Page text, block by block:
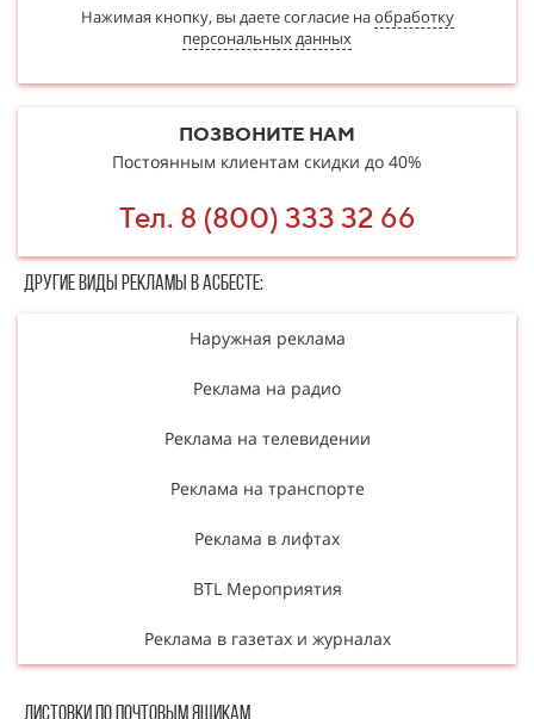
Нажимая кнопку, вы даете согласие наобработку
персональных данных
ПОЗВОНИТЕ НАМ
Постоянным клиентам скидки до 40%
Тел. 8 (800) 333 32 66
Другие в​​​​иды рекламы в Асбесте:
Наружная реклама
Реклама на радио
Реклама на телевидении
Реклама на транспорте
Реклама в лифтах
BTL Мероприятия
Реклама в газетах и журналах
Листовки по почтовым ящикам